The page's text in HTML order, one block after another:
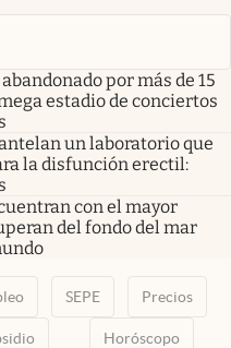
por más de 15
estadio de conciertos
un laboratorio que
la disfunción erectil:
con el mayor
del fondo del mar
SEPE Precios
Horóscopo